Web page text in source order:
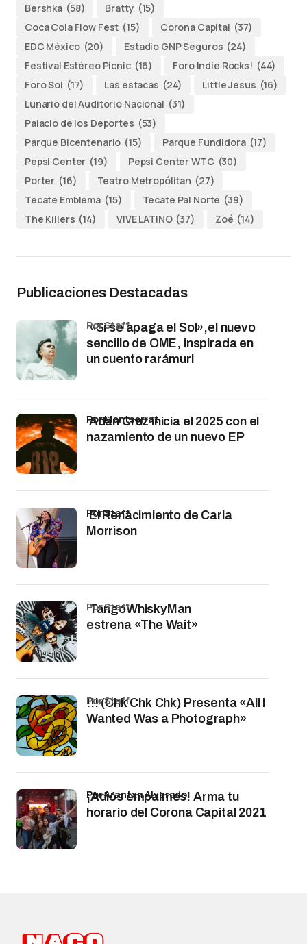
Bershka (58) Bratty (15)
Coca Cola Flow Fest (15) Corona Capital (37)
EDC México (20) Estadio GNP Seguros (24)
Festival Estéreo Picnic (16) Foro Indie Rocks! (44)
Foro Sol (17) Las estacas (24) Little Jesus (16)
Lunario del Auditorio Nacional (31)
Palacio de los Deportes (53)
Parque Bicentenario (15) Parque Fundidora (17)
Pepsi Center (19) Pepsi Center WTC (30)
Porter (16) Teatro Metropólitan (27)
Tecate Emblema (15) Tecate Pal Norte (39)
The Killers (14) VIVE LATINO (37) Zoé (14)
Publicaciones Destacadas
«Si se apaga el Sol»,el nuevo
sencillo de OME, inspirada en
un cuento rarámuri
por Staff
Adán Cruz inicia el 2025 con el
nazamiento de un nuevo EP
por Montserrat
El Renacimiento de Carla
Morrison
por Staff
TangoWhiskyMan
estrena «The Wait»
por Staff
!!! (Chk Chk Chk) Presenta «All I
Wanted Was a Photograph»
por Staff
¡Adiós empalmes! Arma tu
horario del Corona Capital 2021
por Arantxa Alvarado